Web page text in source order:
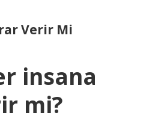
Verir Mi
insana
mi?